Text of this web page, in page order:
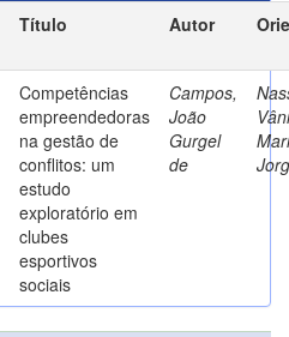
Título Autor
Competências
empreendedoras
na gestão de
conflitos: um
estudo
exploratório em
clubes
esportivos
sociais
Campos,
João
Gurgel
de